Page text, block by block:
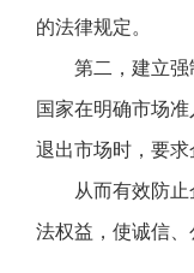
的法律规定。
第二，建立
国家在明确市场
退出市场时，要
从而有效防
法权益，使诚信